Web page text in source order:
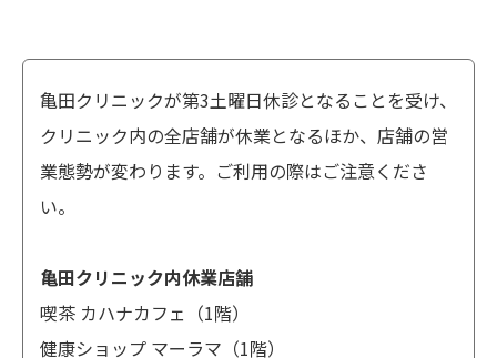
亀田クリニックが第3土曜日休診となることを受け、
クリニック内の全店舗が休業となるほか、店舗の営
業態勢が変わります。ご利用の際はご注意くださ
い。
亀田クリニック内休業店舗
喫茶 カハナカフェ（1階）
健康ショップ マーラマ（1階）